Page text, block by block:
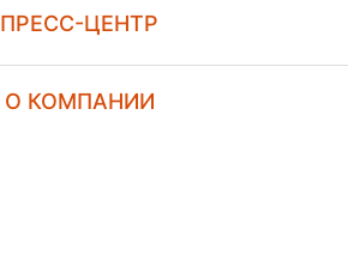
ПРЕСС-ЦЕНТР
О КОМПАНИИ